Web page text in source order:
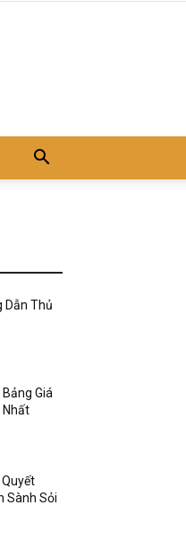
Dẫn Thủ
Giá
Nhất
Quyết
Sành Sỏi